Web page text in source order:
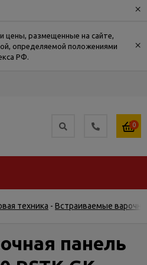
×
размещенные на сайте,
определяемой положениями
РФ.
×
0
техника - Встраиваемые
панель